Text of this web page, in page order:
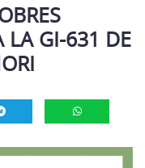
LA GI-631 DE